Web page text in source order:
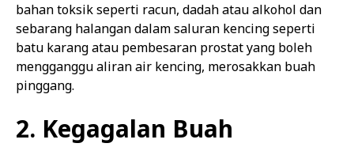
bahan toksik seperti racun, dadah atau alkohol dan
sebarang halangan dalam saluran kencing seperti
batu karang atau pembesaran prostat yang boleh
mengganggu aliran air kencing, merosakkan buah
pinggang.
2. Kegagalan Buah